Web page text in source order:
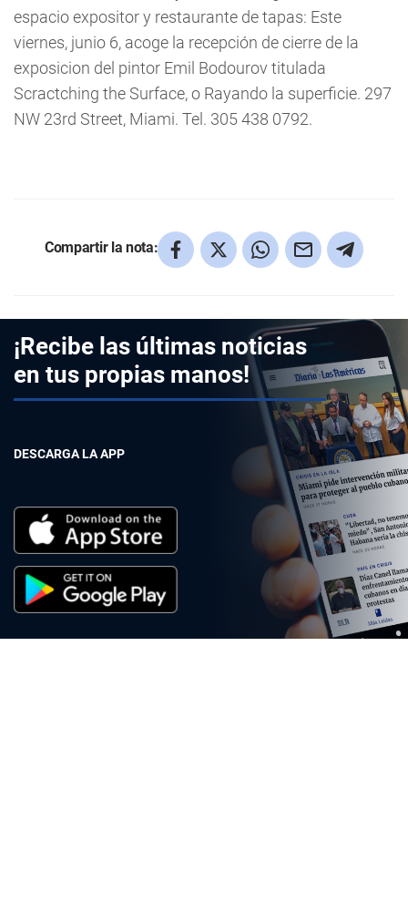
espacio expositor y restaurante de tapas: Este
viernes, junio 6, acoge la recepción de cierre de la
exposicion del pintor Emil Bodourov titulada
Scractching the Surface, o Rayando la superficie. 297
NW 23rd Street, Miami. Tel. 305 438 0792.
Compartir la nota:
¡Recibe las últimas noticias
en tus propias manos!
DESCARGA LA APP